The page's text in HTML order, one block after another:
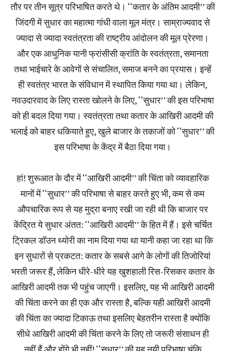
तौर पर तीन सूत्र परिभाषित करते थे। ‘‘कतार के अंतिम आदमी’’ की
जिंदगी में सुधार का महात्मा गांधी वाला मूल मंत्र। साम्राज्यवाद से
ज्यादा से ज्यादा स्वतंत्रता की राष्ट्रीय आंदोलन की मूल प्रेरणा।
और एक आधुनिक यानी फ्रांसीसी क्रांति के स्वतंत्रता, समानता
तथा भाईचारे के आवेगों से संचालित, समाज बनने का प्रयास। इन्हें
ही स्वतंत्र भारत के संविधान में स्थापित किया गया था। लेकिन,
नवउदारवाद के लिए रास्ता खोलने के लिए, ‘‘सुधार’’ की इस परिभाषा
को ही बदल दिया गया। स्वतंत्रता तथा कतार के आखिरी आदमी की
भलाई को बाहर धकियाते हुए, खुले बाजार के तकाजों को ‘‘सुधार’’ की
इस परिभाषा के केंद्र में बैठा दिया गया।
हां! शुरूआत के दौर में ‘‘आखिरी आदमी’’ की चिंता को व्यावहारिक
मानों में ‘‘सुधार’’ की परिभाषा से बाहर करते हुए भी, कम से कम
औपचारिक रूप से यह मुद्रा बनाए रखी जा रही थी कि बाजार पर
केंद्रित ये सुधार अंतत: ‘‘आखिरी आदमी’’ के हित में हैं। इसे चर्चित
ट्रिकल डॉउन थ्योरी का नाम दिया गया था यानी कहा जा रहा था कि
इन सुधारों से प्रकटत: कतार के सबसे आगे के लोगों की तिजोरियां
भरती जरूर हैं, लेकिन धीरे-धीरे यह खुशहाली रिस-रिसकर कतार के
आखिरी आदमी तक भी पहुंच जाएगी। इसलिए, यह भी आखिरी आदमी
की चिंता करने का ही एक और रास्ता है, बल्कि यही आखिरी आदमी
की चिंता का ज्यादा टिकाऊ तथा इसलिए बेहतरीन रास्ता है क्योंकि
सीधे आखिरी आदमी की चिंता करने के लिए तो जरूरी संसाधन ही